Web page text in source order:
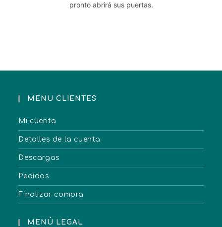
pronto abrirá sus puertas.
MENU CLIENTES
Mi cuenta
Detalles de la cuenta
Descargas
Pedidos
Finalizar compra
MENÚ LEGAL